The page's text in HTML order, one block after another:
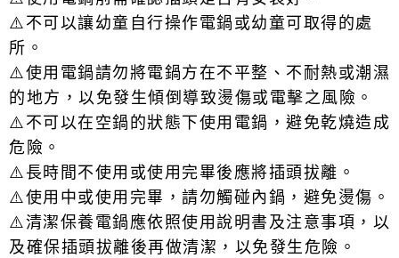
⚠️不可以讓幼童自行操作電鍋或幼童可取得的處
所。
⚠️使用電鍋請勿將電鍋方在不平整、不耐熱或潮濕
的地方，以免發生傾倒導致燙傷或電擊之風險。
⚠️不可以在空鍋的狀態下使用電鍋，避免乾燒造成
危險。
⚠️長時間不使用或使用完畢後應將插頭拔離。
⚠️使用中或使用完畢，請勿觸碰內鍋，避免燙傷。
⚠️清潔保養電鍋應依照使用說明書及注意事項，以
及確保插頭拔離後再做清潔，以免發生危險。